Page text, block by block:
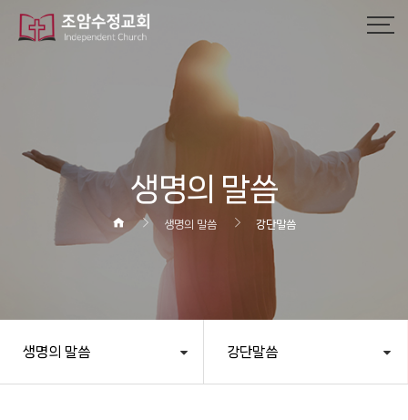
생명의 말씀
생명의 말씀 강단말씀
생명의 말씀 강단말씀